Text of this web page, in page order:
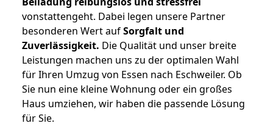
vonstattengeht. Dabei legen unsere Partner
besonderen Wert aufSorgfalt und
Zuverlässigkeit. Die Qualität und unser breite
Leistungen machen uns zu der optimalen Wahl
für Ihren Umzug von Essen nach Eschweiler. Ob
Sie nun eine kleine Wohnung oder ein großes
Haus umziehen, wir haben die passende Lösung
für Sie.